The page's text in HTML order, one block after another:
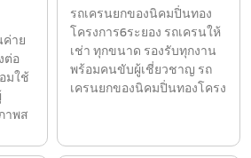
าย
ต่อ
มใช้
าพส
รถเครนยกของนิคมปิ่นทอง
โครงการ6ระยอง รถเครนให้
เช่า ทุกขนาด รองรับทุกงาน
พร้อมคนขับผู้เชี่ยวชาญ รถ
เครนยกของนิคมปิ่นทองโครง